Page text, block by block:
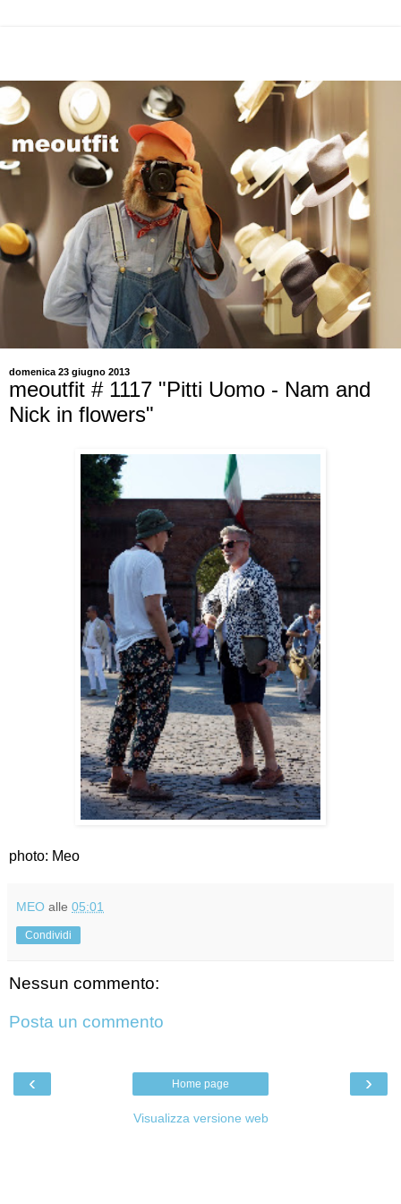
domenica 23 giugno 2013
meoutfit # 1117 "Pitti Uomo - Nam and
Nick in flowers"
photo: Meo
MEO alle 05:01
Condividi
Nessun commento:
Posta un commento
‹ ›
Home page
Visualizza versione web